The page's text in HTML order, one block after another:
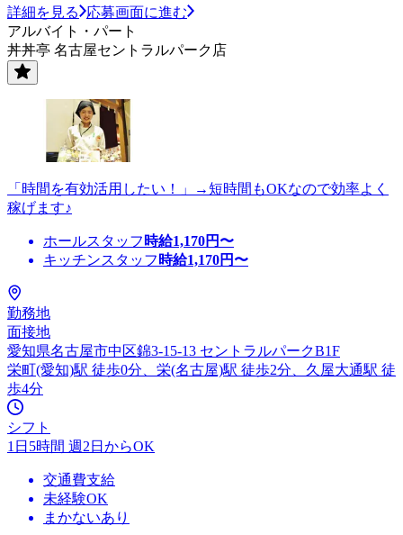
詳細を見る
応募画面に進む
アルバイト・パート
丼丼亭 名古屋セントラルパーク店
「時間を有効活用したい！」→短時間もOKなので効率よく
稼げます♪
ホールスタッフ 時給1,170円〜
キッチンスタッフ 時給1,170円〜
勤務地
面接地
愛知県名古屋市中区錦3-15-13 セントラルパークB1F
栄町(愛知)駅 徒歩0分、栄(名古屋)駅 徒歩2分、久屋大通駅 徒
歩4分
シフト
1日5時間 週2日からOK
交通費支給
未経験OK
まかないあり